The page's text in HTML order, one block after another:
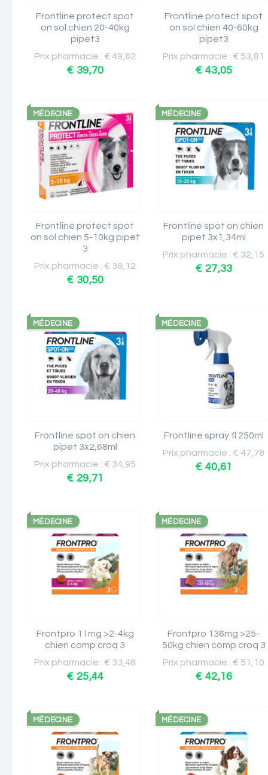
Frontline protect spot
on sol chien 20-40kg
pipet3
Prix pharmacie : € 49,62
€ 39,70
Frontline protect spot
on sol chien 40-60kg
pipet3
Prix pharmacie : € 53,81
€ 43,05
MÉDECINE
Frontline protect spot
on sol chien 5-10kg pipet
3
Prix pharmacie : € 38,12
€ 30,50
MÉDECINE
Frontline spot on chien
pipet 3x1,34ml
Prix pharmacie : € 32,15
€ 27,33
MÉDECINE
Frontline spot on chien
pipet 3x2,68ml
Prix pharmacie : € 34,95
€ 29,71
MÉDECINE
Frontline spray fl 250ml
Prix pharmacie : € 47,78
€ 40,61
MÉDECINE
Frontpro 11mg >2-4kg
chien comp croq 3
Prix pharmacie : € 33,48
€ 25,44
MÉDECINE
Frontpro 136mg >25-
50kg chien comp croq 3
Prix pharmacie : € 51,10
€ 42,16
MÉDECINE MÉDECINE